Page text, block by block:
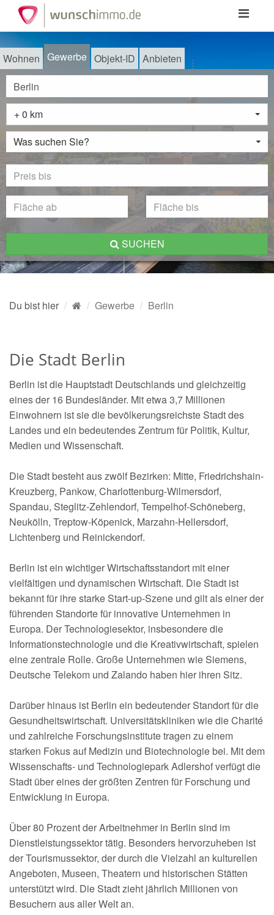
Toggle
Wohnen Gewerbe Objekt-ID Anbieten
+ 0 km
Was suchen Sie?
SUCHEN
Du bist hier Gewerbe Berlin
Die Stadt Berlin
Berlin ist die Hauptstadt Deutschlands und gleichzeitig
eines der 16 Bundesländer. Mit etwa 3,7 Millionen
Einwohnern ist sie die bevölkerungsreichste Stadt des
Landes und ein bedeutendes Zentrum für Politik, Kultur,
Medien und Wissenschaft.
Die Stadt besteht aus zwölf Bezirken: Mitte, Friedrichshain-
Kreuzberg, Pankow, Charlottenburg-Wilmersdorf,
Spandau, Steglitz-Zehlendorf, Tempelhof-Schöneberg,
Neukölln, Treptow-Köpenick, Marzahn-Hellersdorf,
Lichtenberg und Reinickendorf.
Berlin ist ein wichtiger Wirtschaftsstandort mit einer
vielfältigen und dynamischen Wirtschaft. Die Stadt ist
bekannt für ihre starke Start-up-Szene und gilt als einer der
führenden Standorte für innovative Unternehmen in
Europa. Der Technologiesektor, insbesondere die
Informationstechnologie und die Kreativwirtschaft, spielen
eine zentrale Rolle. Große Unternehmen wie Siemens,
Deutsche Telekom und Zalando haben hier ihren Sitz.
Darüber hinaus ist Berlin ein bedeutender Standort für die
Gesundheitswirtschaft. Universitätskliniken wie die Charité
und zahlreiche Forschungsinstitute tragen zu einem
starken Fokus auf Medizin und Biotechnologie bei. Mit dem
Wissenschafts- und Technologiepark Adlershof verfügt die
Stadt über eines der größten Zentren für Forschung und
Entwicklung in Europa.
Über 80 Prozent der Arbeitnehmer in Berlin sind im
Dienstleistungssektor tätig. Besonders hervorzuheben ist
der Tourismussektor, der durch die Vielzahl an kulturellen
Angeboten, Museen, Theatern und historischen Stätten
unterstützt wird. Die Stadt zieht jährlich Millionen von
Besuchern aus aller Welt an.